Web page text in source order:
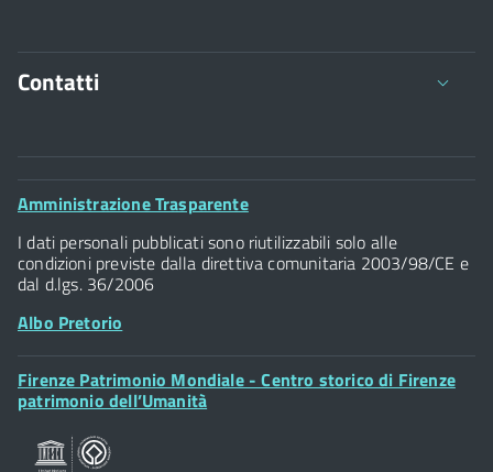
Contatti
Comune di Firenze
Palazzo Vecchio
Piazza della Signoria - 50122, Firenze
P.IVA 01307110484
Posta Elettronica Certificata
Footer
Amministrazione Trasparente
I dati personali pubblicati sono riutilizzabili solo alle
condizioni previste dalla direttiva comunitaria 2003/98/CE e
dal d.lgs. 36/2006
Albo Pretorio
Footer
Widget
Firenze Patrimonio Mondiale - Centro storico di Firenze
patrimonio dell’Umanità